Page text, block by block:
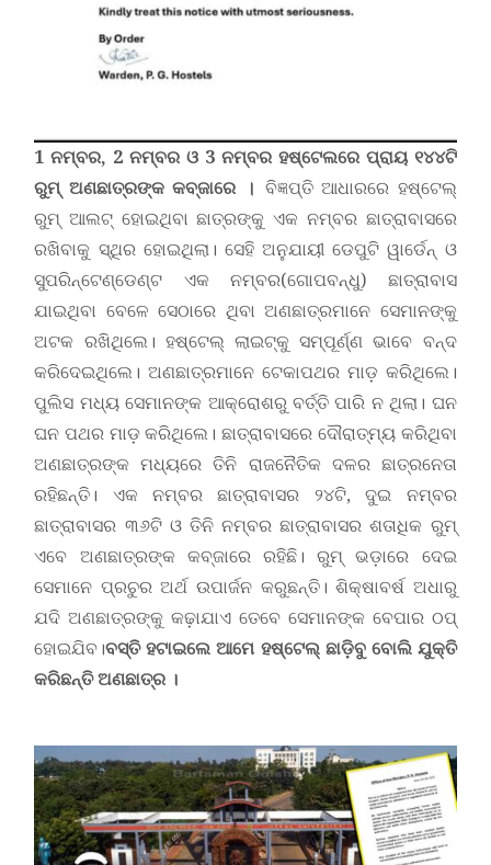
1 ନମ୍ବର, 2 ନମ୍ବର ଓ 3 ନମ୍ବର ହଷ୍ଟେଲରେ ପ୍ରାୟ ୧୪୪ଟି
ରୁମ୍‌ ଅଣଛାତ୍ରଙ୍କ କବ୍‌ଜାରେ
। ବିଜ୍ଞପ୍ତି ଆଧାରରେ ହଷ୍ଟେଲ୍‌
ରୁମ୍‌ ଆଲଟ୍‌ ହୋଇଥିବା ଛାତ୍ରଙ୍କୁ ଏକ ନମ୍ବର ଛାତ୍ରାବାସରେ
ରଖିବାକୁ ସ୍ଥିର ହୋଇଥିଲା। ସେହି ଅନୁଯାୟୀ ଡେପୁଟି ୱାର୍ଡେନ୍‌ ଓ
ସୁପରିନ୍‌ଟେଣ୍ଡେଣ୍ଟ ଏକ ନମ୍ବର(ଗୋପବନ୍ଧୁ) ଛାତ୍ରାବାସ
ଯାଇଥିବା ବେଳେ ସେଠାରେ ଥିବା ଅଣଛାତ୍ରମାନେ ସେମାନଙ୍କୁ
ଅଟକ ରଖିଥିଲେ। ହ‌ଷ୍ଟେଲ୍‌ ଲାଇଟ୍‌କୁ ସମ୍ପୂର୍ଣ୍ଣ ଭାବେ ବନ୍ଦ
କରିଦେଇଥିଲେ। ଅଣଛାତ୍ରମାନେ ଟେକାପଥର ମାଡ଼ କରିଥିଲେ।
ପୁଲିସ ମଧ୍ୟ ସେମାନଙ୍କ ଆକ୍ରୋଶରୁ ବର୍ତ୍ତି ପାରି ନ ଥିଲା। ଘନ
ଘନ ପଥର ମାଡ଼ କରିଥିଲେ। ଛାତ୍ରାବାସରେ ଦୌରାତ୍ମ୍ୟ କରିଥିବା
ଅଣଛାତ୍ରଙ୍କ ମଧ୍ୟରେ ତିନି ରାଜନୈତିକ ଦଳର ଛାତ୍ରନେତା
ରହିଛନ୍ତି। ଏକ ନମ୍ବର ଛାତ୍ରାବାସର ୨୪ଟି, ଦୁଇ ନମ୍ବର
ଛାତ୍ରାବାସର ୩୬ଟି ଓ ତିନି ନମ୍ବର ଛାତ୍ରାବାସର ଶତାଧିକ ରୁମ୍‌
ଏବେ ଅଣଛାତ୍ରଙ୍କ କବ୍‌ଜାରେ ରହିଛି। ରୁମ୍‌ ଭଡ଼ାରେ ଦେଇ
ସେମାନେ ପ୍ରଚୁର ଅର୍ଥ ଉପାର୍ଜନ କରୁଛନ୍ତି। ଶିକ୍ଷାବର୍ଷ ଅଧାରୁ
ଯଦି ଅଣଛାତ୍ରଙ୍କୁ କଢ଼ାଯାଏ ତେବେ ସେମାନଙ୍କ ବେପାର ଠପ୍‌
ହୋଇଯିବ।ବସ୍ତି ହଟାଇଲେ ଆମେ ହଷ୍ଟେଲ୍‌ ଛାଡ଼ିବୁ ବୋଲି ଯୁକ୍ତି
କରିଛନ୍ତି ଅଣଛାତ୍ର ।